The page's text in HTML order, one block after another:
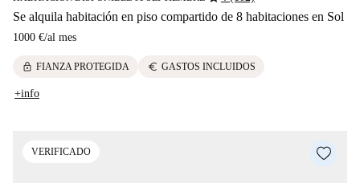
Se alquila habitación en piso compartido de 8 habitaciones en Sol
1000 €/al mes
lock FIANZA PROTEGIDA euro GASTOS INCLUIDOS
+info
VERIFICADO